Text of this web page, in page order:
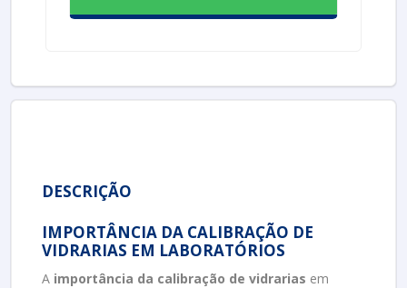
DESCRIÇÃO
IMPORTÂNCIA DA CALIBRAÇÃO DE
VIDRARIAS EM LABORATÓRIOS
A importância da calibração de vidrarias em